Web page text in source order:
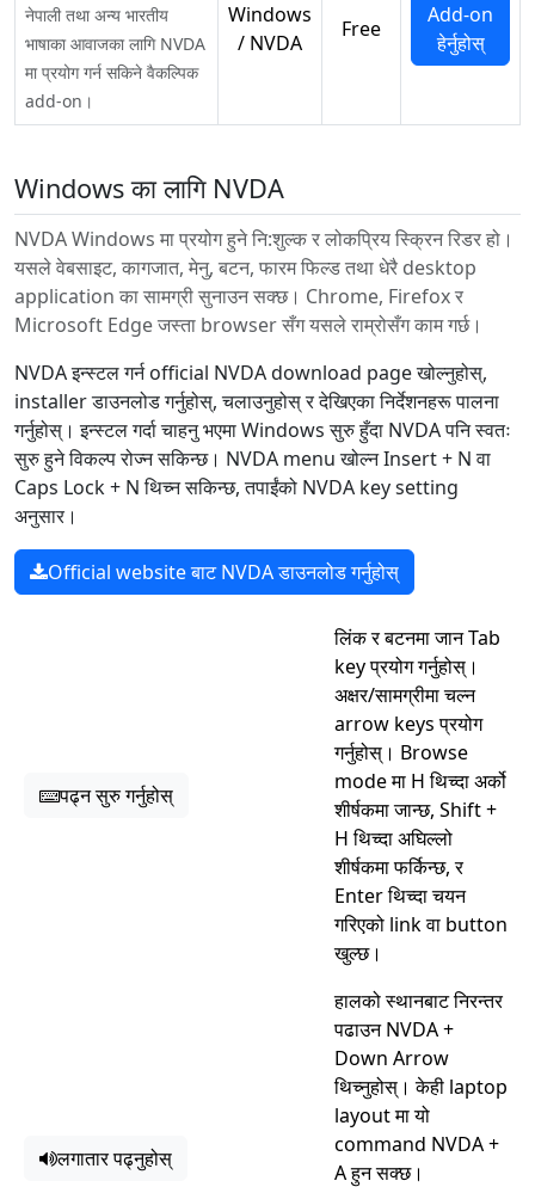
नेपाली तथा अन्य भारतीय
भाषाका आवाजका लागि NVDA
मा प्रयोग गर्न सकिने वैकल्पिक
add-on।
Windows
/ NVDA
Free
Add-on
हेर्नुहोस्
Windows का लागि NVDA
NVDA Windows मा प्रयोग हुने नि:शुल्क र लोकप्रिय स्क्रिन रिडर हो।
यसले वेबसाइट, कागजात, मेनु, बटन, फारम फिल्ड तथा धेरै desktop
application का सामग्री सुनाउन सक्छ। Chrome, Firefox र
Microsoft Edge जस्ता browser सँग यसले राम्रोसँग काम गर्छ।
NVDA इन्स्टल गर्न official NVDA download page खोल्नुहोस्,
installer डाउनलोड गर्नुहोस्, चलाउनुहोस् र देखिएका निर्देशनहरू पालना
गर्नुहोस्। इन्स्टल गर्दा चाहनु भएमा Windows सुरु हुँदा NVDA पनि स्वतः
सुरु हुने विकल्प रोज्न सकिन्छ। NVDA menu खोल्न Insert + N वा
Caps Lock + N थिच्न सकिन्छ, तपाईंको NVDA key setting
अनुसार।
Official website बाट NVDA डाउनलोड गर्नुहोस्
पढ्न सुरु गर्नुहोस्
लिंक र बटनमा जान Tab
key प्रयोग गर्नुहोस्।
अक्षर/सामग्रीमा चल्न
arrow keys प्रयोग
गर्नुहोस्। Browse
mode मा H थिच्दा अर्को
शीर्षकमा जान्छ, Shift +
H थिच्दा अघिल्लो
शीर्षकमा फर्किन्छ, र
Enter थिच्दा चयन
गरिएको link वा button
खुल्छ।
लगातार पढ्नुहोस्
हालको स्थानबाट निरन्तर
पढाउन NVDA +
Down Arrow
थिच्नुहोस्। केही laptop
layout मा यो
command NVDA +
A हुन सक्छ।